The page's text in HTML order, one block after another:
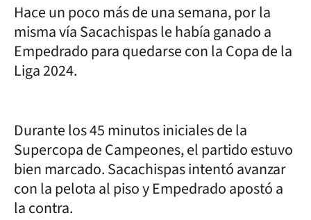
Hace un poco más de una semana, por la
misma vía Sacachispas le había ganado a
Empedrado para quedarse con la Copa de la
Liga 2024.
Durante los 45 minutos iniciales de la
Supercopa de Campeones, el partido estuvo
bien marcado. Sacachispas intentó avanzar
con la pelota al piso y Empedrado apostó a
la contra.